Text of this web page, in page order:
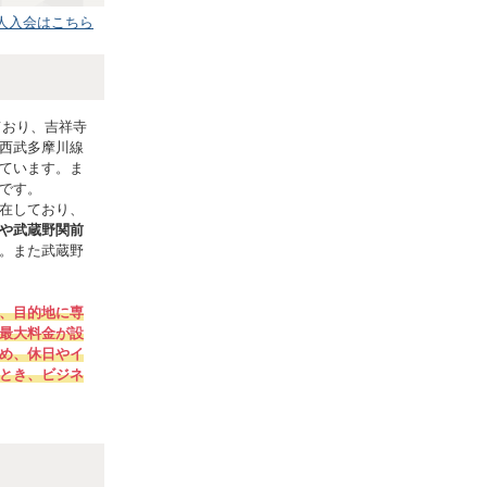
入会はこちら
り、吉祥寺
武多摩川線
います。ま
す。
しており、
武蔵野関前
また武蔵野
目的地に専
大料金が設
、休日やイ
き、ビジネ